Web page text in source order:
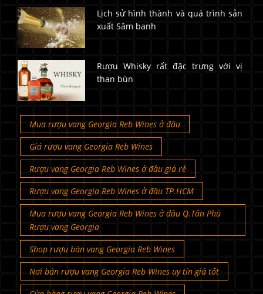
Lịch sử hình thành và quá trình sản
xuất Sâm banh
Rượu Whisky rất đặc trưng với vị
than bùn
Mua rượu vang Georgia Reb Wines ở đâu
Giá rượu vang Georgia Reb Wines
Rượu vang Georgia Reb Wines ở đâu giá rẻ
Rượu vang Georgia Reb Wines ở đâu TP.HCM
Mua rượu vang Georgia Reb Wines ở đâu Q.Tân Phú
Rượu vang Georgia
Shop rượu bán vang Georgia Reb Wines
Nơi bán rượu vang Georgia Reb Wines uy tín giá tốt